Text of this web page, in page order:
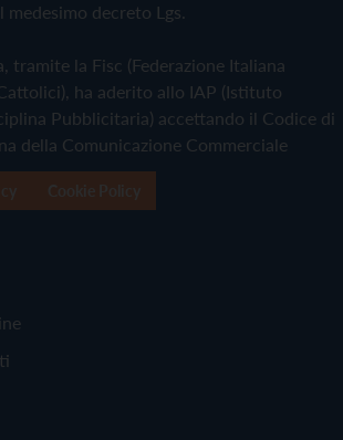
medesimo decreto Lgs.
tramite la Fisc (Federazione Italiana
ha aderito allo IAP (Istituto
Pubblicitaria) accettando il Codice di
della Comunicazione Commerciale